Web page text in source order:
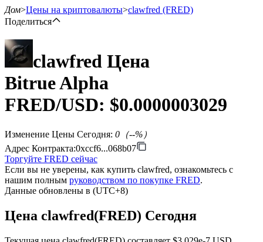
Фьючерсы
USDT-фьючерсы
обеспечения
Дом>Цены на криптовалюты>clawfred (FRED)
Поделиться
clawfred Цена
Bitrue Alpha
FRED/USD: $0.0000003029
Изменение Цены Сегодня: 0 （--%）
Адрес Контракта:0xccf6...068b07
Торгуйте FRED сейчас
Если вы не уверены, как купить clawfred, ознакомьтесь с
нашим полным руководством по покупке FRED.
Данные обновлены в (UTC+8)
Цена clawfred(FRED) Сегодня